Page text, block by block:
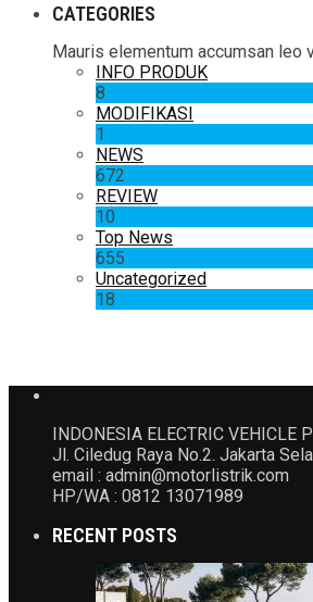
CATEGORIES
Mauris elementum accumsan leo
INFO PRODUK
8
MODIFIKASI
1
NEWS
672
REVIEW
10
Top News
655
Uncategorized
18
INDONESIA ELECTRIC VEHICLE
Jl. Ciledug Raya No.2. Jakarta
email : admin@motorlistrik.com
HP/WA : 0812 13071989
RECENT POSTS